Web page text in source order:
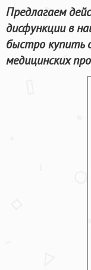
Предлагаем
дисфункции в
быстро купить
медицинских